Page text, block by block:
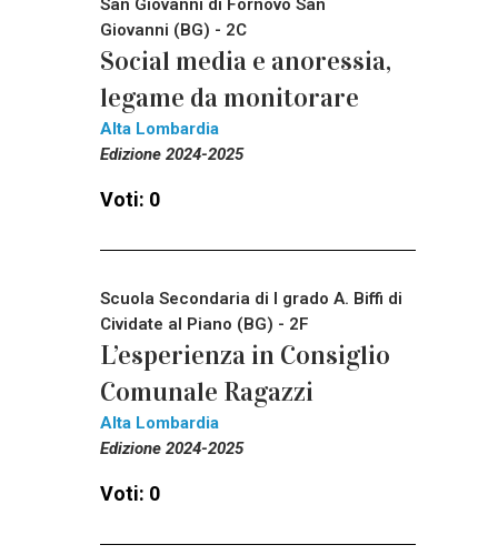
San Giovanni di Fornovo San
Giovanni (BG) - 2C
Social media e anoressia,
legame da monitorare
Alta Lombardia
Edizione 2024-2025
Voti: 0
Scuola Secondaria di I grado A. Biffi di
Cividate al Piano (BG) - 2F
L’esperienza in Consiglio
Comunale Ragazzi
Alta Lombardia
Edizione 2024-2025
Voti: 0